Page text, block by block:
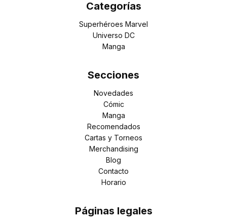
Categorías
Superhéroes Marvel
Universo DC
Manga
Secciones
Novedades
Cómic
Manga
Recomendados
Cartas y Torneos
Merchandising
Blog
Contacto
Horario
Páginas legales